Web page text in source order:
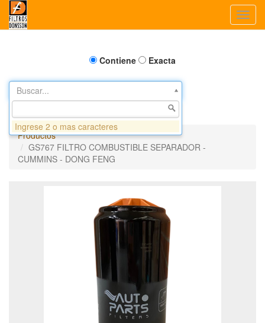
Contiene Exacta
Buscar...
Productos
GS767 FILTRO COMBUSTIBLE SEPARADOR -
CUMMINS - DONG FENG
Ingrese 2 o mas caracteres